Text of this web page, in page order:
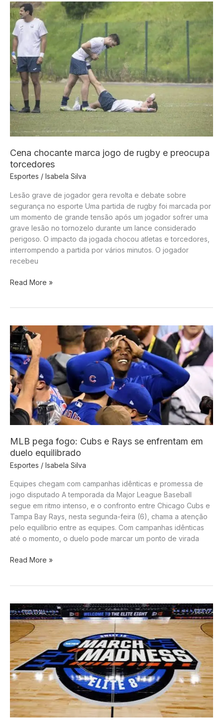
e
entra
forte
na
briga
por
vaga
Seleção
Cena chocante marca jogo de rugby e preocupa
torcedores
Esportes / Isabela Silva
Lesão grave de jogador gera revolta e debate sobre
segurança no esporte Uma partida de rugby foi marcada por
um momento de grande tensão após um jogador sofrer uma
grave lesão no tornozelo durante um lance considerado
perigoso. O impacto da jogada chocou atletas e torcedores,
interrompendo a partida por vários minutos. O jogador
recebeu
Cena
de
rugby
e
preocupa
torcedores
Read More »
MLB pega fogo: Cubs e Rays se enfrentam em
duelo equilibrado
Esportes / Isabela Silva
Equipes chegam com campanhas idênticas e promessa de
jogo disputado A temporada da Major League Baseball
segue em ritmo intenso, e o confronto entre Chicago Cubs e
Tampa Bay Rays, nesta segunda-feira (6), chama a atenção
pelo equilíbrio entre as equipes. Com campanhas idênticas
até o momento, o duelo pode marcar um ponto de virada
MLB
e
Rays
se
enfrentam
em
duelo
equilibrado
Read More »